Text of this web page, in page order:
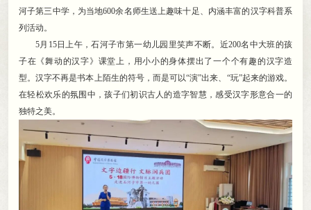
河子第三中学， 为当地600余名师生送上趣味十足、内涵丰富的汉字科普系
列活动。
5月15日上午 ，石河子市第一幼儿园里笑声不断。近200名中大班的孩
子在《舞动的汉字》课堂上 ， 用小小的身体摆出了一个个有趣的汉字造
型。汉字不再是书本上陌生的符号， 而是可以“演”出来、“玩”起来的游戏。
在轻松欢乐的氛围中 ，孩子们初识古人的造字智慧，感受汉字形意合一的
独特之美。